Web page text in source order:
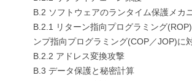
B.2 ソフトウェアのランタイム保護メカ
B.2.1 リターン指向プログラミング
ンプ指向プログラミング(COP／JOP)に
B.2.2 アドレス変換攻撃
B.3 データ保護と秘密計算